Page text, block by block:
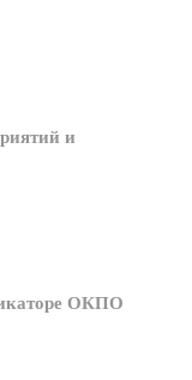
и
ОКПО